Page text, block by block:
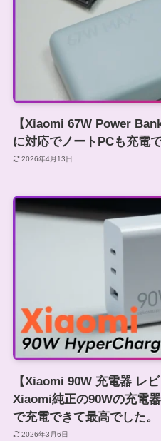
【Xiaomi 67W Power
に対応でノートPCも充電
2026年4月13日
【Xiaomi 90W 充電器 レ
Xiaomi純正の90Wの充電
で充電できて最高でした。
2026年3月6日